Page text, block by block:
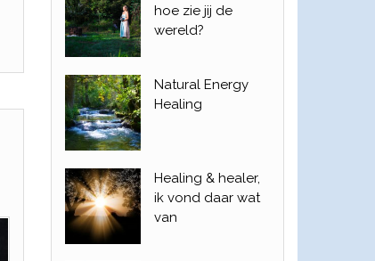
hoe zie jij de
wereld?
Natural Energy
Healing
Healing & healer,
ik vond daar wat
van